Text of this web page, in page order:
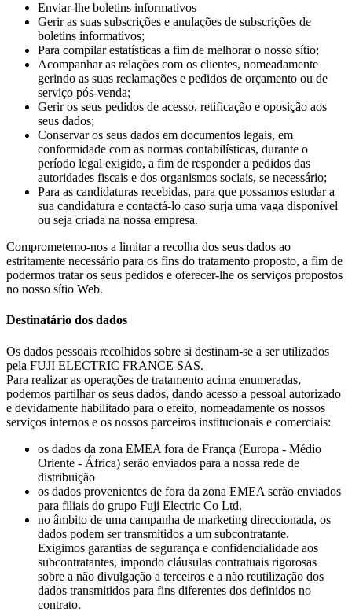
Enviar-lhe boletins informativos
Gerir as suas subscrições e anulações de subscrições de
boletins informativos;
Para compilar estatísticas a fim de melhorar o nosso sítio;
Acompanhar as relações com os clientes, nomeadamente
gerindo as suas reclamações e pedidos de orçamento ou de
serviço pós-venda;
Gerir os seus pedidos de acesso, retificação e oposição aos
seus dados;
Conservar os seus dados em documentos legais, em
conformidade com as normas contabilísticas, durante o
período legal exigido, a fim de responder a pedidos das
autoridades fiscais e dos organismos sociais, se necessário;
Para as candidaturas recebidas, para que possamos estudar a
sua candidatura e contactá-lo caso surja uma vaga disponível
ou seja criada na nossa empresa.
Comprometemo-nos a limitar a recolha dos seus dados ao
estritamente necessário para os fins do tratamento proposto, a fim de
podermos tratar os seus pedidos e oferecer-lhe os serviços propostos
no nosso sítio Web.
Destinatário dos dados
Os dados pessoais recolhidos sobre si destinam-se a ser utilizados
pela FUJI ELECTRIC FRANCE SAS.
Para realizar as operações de tratamento acima enumeradas,
podemos partilhar os seus dados, dando acesso a pessoal autorizado
e devidamente habilitado para o efeito, nomeadamente os nossos
serviços internos e os nossos parceiros institucionais e comerciais:
os dados da zona EMEA fora de França (Europa - Médio
Oriente - África) serão enviados para a nossa rede de
distribuição
os dados provenientes de fora da zona EMEA serão enviados
para filiais do grupo Fuji Electric Co Ltd.
no âmbito de uma campanha de marketing direccionada, os
dados podem ser transmitidos a um subcontratante.
Exigimos garantias de segurança e confidencialidade aos
subcontratantes, impondo cláusulas contratuais rigorosas
sobre a não divulgação a terceiros e a não reutilização dos
dados transmitidos para fins diferentes dos definidos no
contrato.